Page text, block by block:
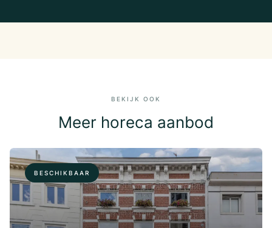
BEKIJK OOK
Meer horeca aanbod
BESCHIKBAAR